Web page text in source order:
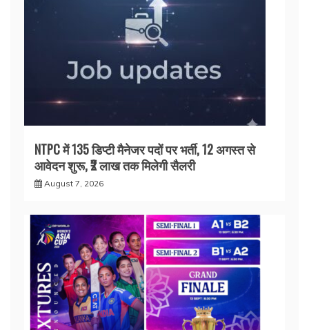
NTPC में 135 डिप्टी मैनेजर पदों पर भर्ती, 12 अगस्त से
आवेदन शुरू, ₹2 लाख तक मिलेगी सैलरी
August 7, 2026